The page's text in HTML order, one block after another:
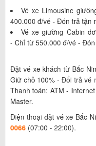
Vé xe Limousine
400.000 đ/vé - Đón trả tận
Vé xe giường Cabin
- Chỉ từ 550.000 đ/vé -
Đặt vé xe khách từ Bắc
Giữ chỗ 100% - Đổi trả vé
Thanh toán: ATM -
Master.
Điện thoại đặt vé xe Bắc
0066 (07:00 - 22:00).